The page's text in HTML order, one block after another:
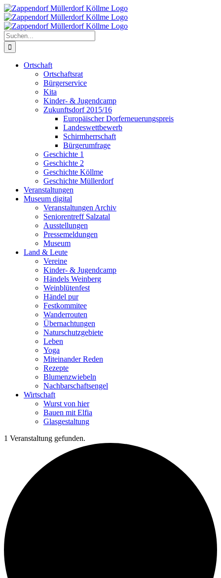
Zum
Inhalt
springen
Suche
nach:
Ortschaft
Ortschaftsrat
Bürgerservice
Kita
Kinder- & Jugendcamp
Zukunftsdorf 2015/16
Europäischer Dorferneuerungspreis
Landeswettbewerb
Schirmherrschaft
Bürgerumfrage
Geschichte 1
Geschichte 2
Geschichte Köllme
Geschichte Müllerdorf
Veranstaltungen
Museum digital
Veranstaltungen Archiv
Seniorentreff Salzatal
Ausstellungen
Pressemeldungen
Museum
Land & Leute
Vereine
Kinder- & Jugendcamp
Händels Weinberg
Weinblütenfest
Händel pur
Festkommitee
Wanderrouten
Übernachtungen
Naturschutzgebiete
Leben
Yoga
Miteinander Reden
Rezepte
Blumenzwiebeln
Nachbarschaftsengel
Wirtschaft
Wurst von hier
Bauen mit Elfia
Glasgestaltung
1 Veranstaltung gefunden.